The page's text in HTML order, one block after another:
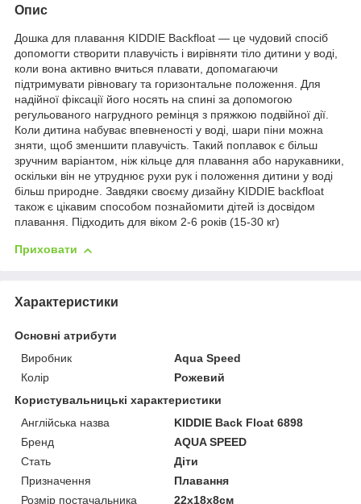
Опис
Дошка для плавання KIDDIE Backfloat — це чудовий спосіб
допомогти створити плавучість і вирівняти тіло дитини у воді,
коли вона активно вчиться плавати, допомагаючи
підтримувати рівновагу та горизонтальне положення. Для
надійної фіксації його носять на спині за допомогою
регульованого нагрудного ремінця з пряжкою подвійної дії.
Коли дитина набуває впевненості у воді, шари піни можна
зняти, щоб зменшити плавучість. Такий поплавок є більш
зручним варіантом, ніж кільце для плавання або нарукавники,
оскільки він не утруднює рухи рук і положення дитини у воді
більш природне. Завдяки своєму дизайну KIDDIE backfloat
також є цікавим способом познайомити дітей із досвідом
плавання. Підходить для віком 2-6 років (15-30 кг)
Приховати
Характеристики
Основні атрибути
Виробник
Aqua Speed
Колір
Рожевий
Користувальницькі характеристики
Англійська назва
KIDDIE Back Float 6898
Бренд
AQUA SPEED
Стать
Діти
Призначення
Плавання
Розмір постачальника
22х18х8см